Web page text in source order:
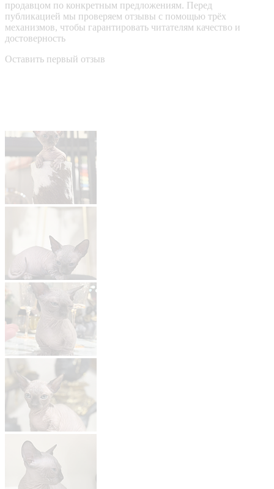
продавцом по конкретным предложениям. Перед
публикацией мы проверяем отзывы с помощью трёх
механизмов, чтобы гарантировать читателям качество и
достоверность
Оставить первый отзыв